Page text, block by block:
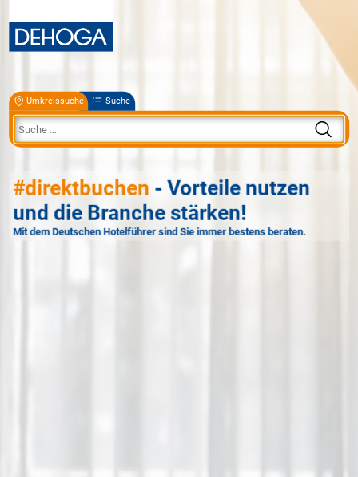
Umkreissuche Suche
#direktbuchen - Vorteile nutzen
und die Branche stärken!
Mit dem Deutschen Hotelführer sind Sie immer bestens beraten.